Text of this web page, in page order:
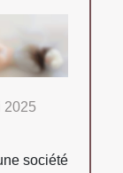
2025
société